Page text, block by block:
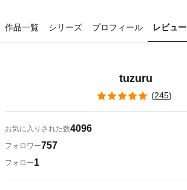
作品一覧 シリーズ プロフィール レビュー
tuzuru
(245)
お気に入りされた数4096
フォロワー757
フォロー1